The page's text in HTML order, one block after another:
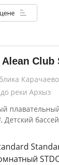
Club
реки Архыз
Детский